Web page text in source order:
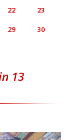
22 23
29 30
13